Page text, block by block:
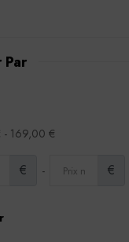
Par
169,00 €
€ - €